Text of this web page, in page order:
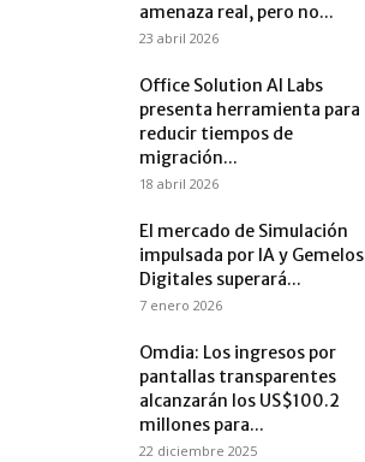
amenaza real, pero no...
23 abril 2026
Office Solution AI Labs
presenta herramienta para
reducir tiempos de
migración...
18 abril 2026
El mercado de Simulación
impulsada por IA y Gemelos
Digitales superará...
7 enero 2026
Omdia: Los ingresos por
pantallas transparentes
alcanzarán los US$100.2
millones para...
22 diciembre 2025